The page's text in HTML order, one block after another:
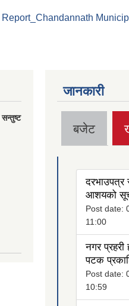
जानकारी
बजेट
दरभाउपत्र
आशयको
Post date:
11:00
नगर प्रहरी
पटक
Post date:
10:59